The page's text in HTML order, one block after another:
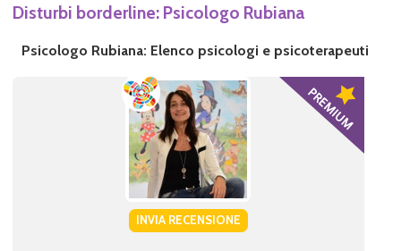
Disturbi borderline: Psicologo Rubiana
Psicologo Rubiana: Elenco psicologi e psicoterapeuti
INVIA RECENSIONE